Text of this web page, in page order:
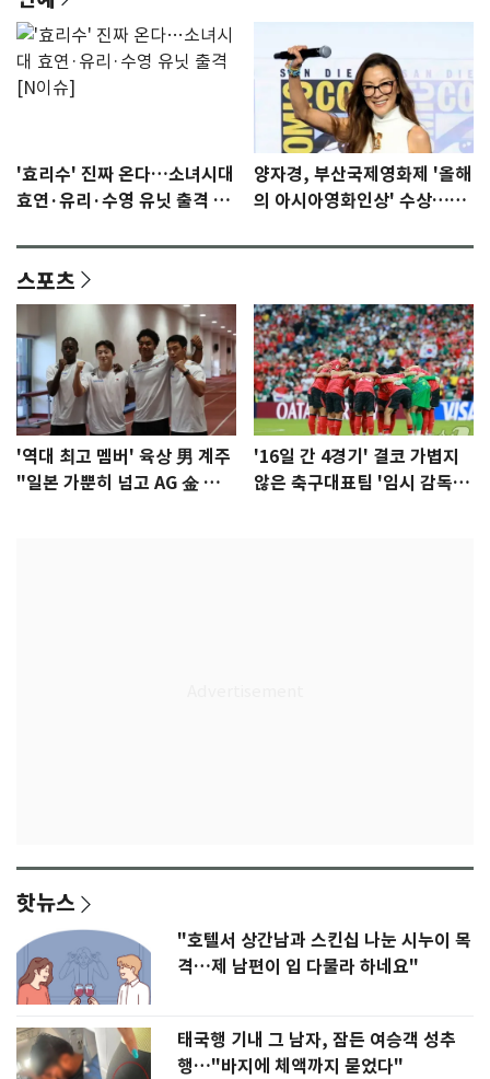
'효리수' 진짜 온다…소녀시대
효연·유리·수영 유닛 출격 [N
양자경, 부산국제영화제 '올해
의 아시아영화인상' 수상…15
스포츠
'역대 최고 멤버' 육상 男 계주
"일본 가뿐히 넘고 AG 金 따겠
'16일 간 4경기' 결코 가볍지
않은 축구대표팀 '임시 감독'
핫뉴스
"호텔서 상간남과 스킨십 나눈 시누이 목
격…제 남편이 입 다물라 하네요"
태국행 기내 그 남자, 잠든 여승객 성추
행…"바지에 체액까지 묻었다"